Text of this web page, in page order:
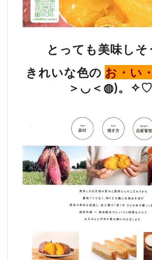
とっても美味しそ
きれいな色の お・い
＞◡＜◍)。✧♡